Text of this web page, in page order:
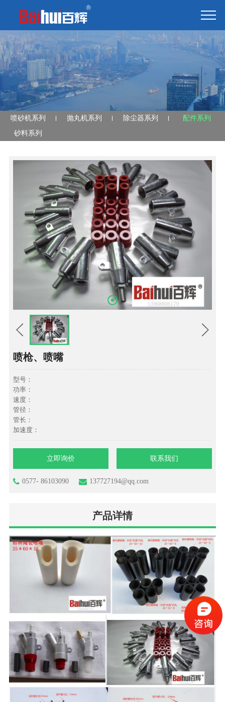
喷砂机系列 抛丸机系列 除尘器系列
配件系列
砂料系列
喷枪、喷嘴
型号：
功率：
速度：
管径：
管长：
加速度：
立即询价 联系我们
0577- 86103090 137727194@qq.com
产品详情